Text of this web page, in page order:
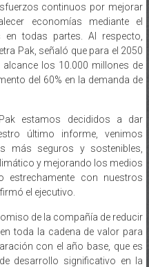
en todas partes. Al respecto,
Pak, señaló que para el 2050
los 10.000 millones de
del 60% en la demanda de
estamos decididos a dar
más seguros y sostenibles,
y mejorando los medios
estrechamente con nuestros
el ejecutivo.
de la compañía de reducir
con el año base, que es
desarrollo significativo en la
de la empresa y en ayudar a
a través de los equipos, la